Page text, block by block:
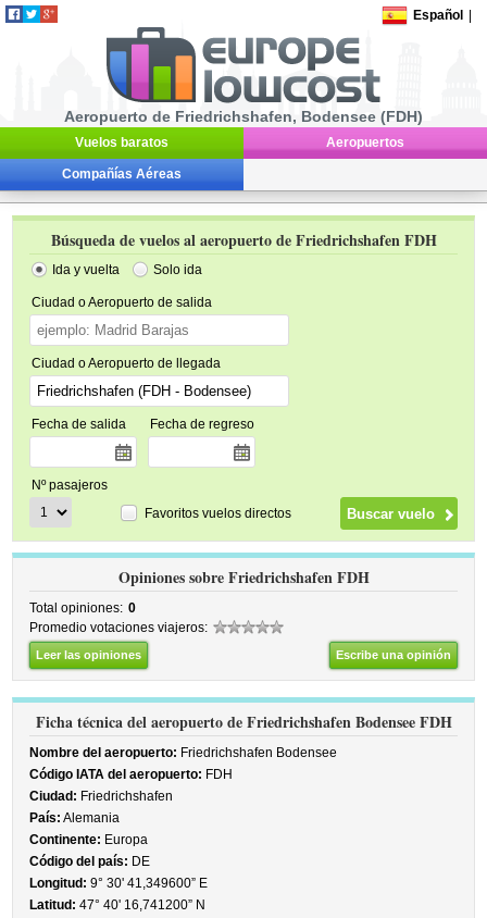
Español
Aeropuerto de Friedrichshafen, Bodensee (FDH)
Vuelos baratos Aeropuertos
Compañías Aéreas
Búsqueda de vuelos al aeropuerto de Friedrichshafen FDH
Ida y vuelta Solo ida
Ciudad o Aeropuerto de salida
Ciudad o Aeropuerto de llegada
Fecha de salida Fecha de regreso
Nº pasajeros
Favoritos vuelos directos
Opiniones sobre Friedrichshafen FDH
Total opiniones: 0
Promedio votaciones viajeros:
Leer las opiniones Escribe una opinión
Ficha técnica del aeropuerto de Friedrichshafen Bodensee FDH
Nombre del aeropuerto: Friedrichshafen Bodensee
Código IATA del aeropuerto: FDH
Ciudad: Friedrichshafen
País: Alemania
Continente: Europa
Código del país: DE
Longitud: 9° 30' 41,349600” E
Latitud: 47° 40' 16,741200” N